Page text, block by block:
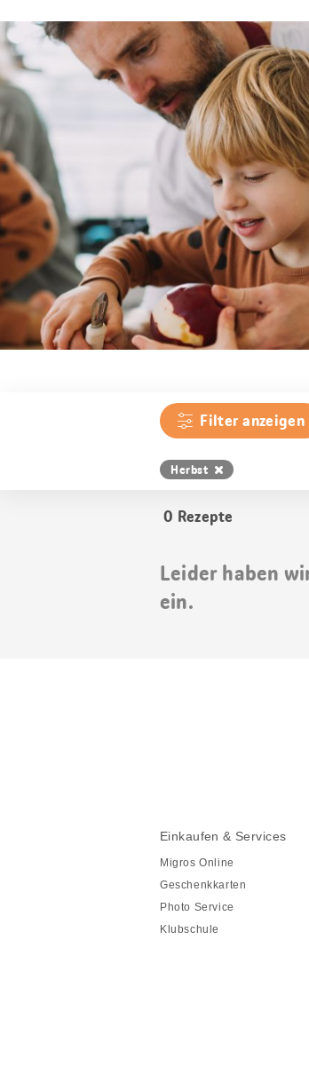
Filter anzeigen
Herbst
0 Rezepte
Leider haben
ein.
Einkaufen & Services
Migros Online
Geschenkkarten
Photo Service
Klubschule